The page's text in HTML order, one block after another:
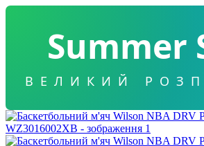
Summer
ВЕЛИКИЙ